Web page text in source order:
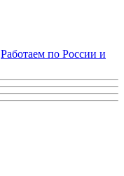
Работаем по России и